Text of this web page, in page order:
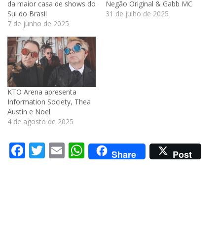
da maior casa de shows do
Sul do Brasil
7 de junho de 2025
Negão Original & Gabb MC
31 de julho de 2025
KTO Arena apresenta
Information Society, Thea
Austin e Noel
4 de agosto de 2025
Facebook
Twitter
EmailWhatsApp
Share Post